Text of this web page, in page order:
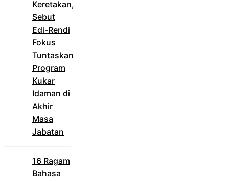
Keretakan,
Sebut
Edi-Rendi
Fokus
Tuntaskan
Program
Kukar
Idaman di
Akhir
Masa
Jabatan
16 Ragam
Bahasa